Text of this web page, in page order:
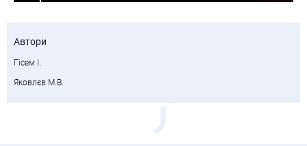
Автори
Гісем І.
Яковлєв М.В.